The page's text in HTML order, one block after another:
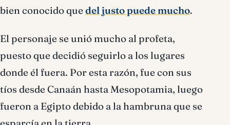
bien conocido que del justo puede mucho.
El personaje se unió mucho al profeta,
puesto que decidió seguirlo a los lugares
donde él fuera. Por esta razón, fue con sus
tíos desde Canaán hasta Mesopotamia, luego
fueron a Egipto debido a la hambruna que se